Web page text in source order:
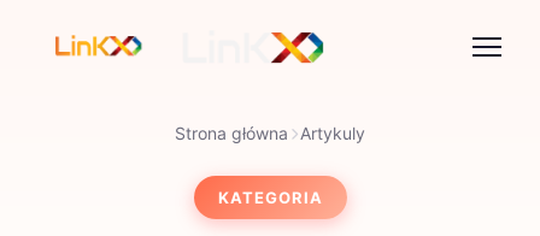
Strona główna Artykuly
KATEGORIA